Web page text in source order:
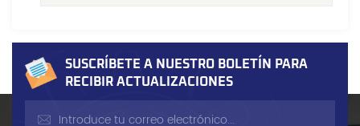
SUSCRÍBETE A NUESTRO BOLETÍN PARA
RECIBIR ACTUALIZACIONES